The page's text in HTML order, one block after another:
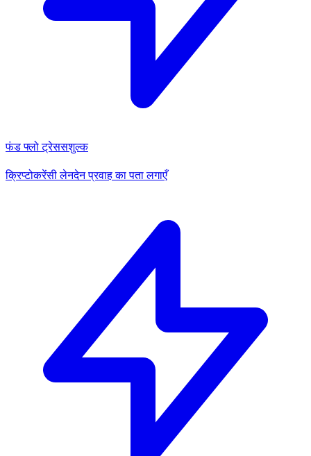
फंड फ्लो ट्रेससशुल्क
क्रिप्टोकरेंसी लेनदेन प्रवाह का पता लगाएँ